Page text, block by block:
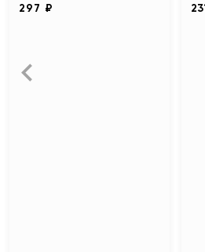
297 ₽